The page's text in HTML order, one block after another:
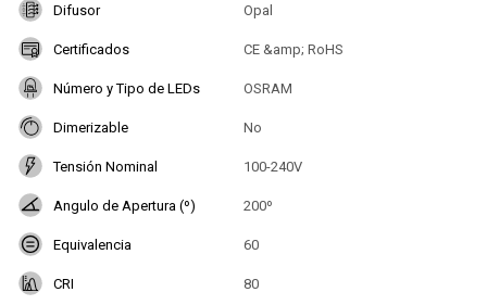
Difusor Opal
Certificados CE &amp; RoHS
Número y Tipo de LEDs OSRAM
Dimerizable No
Tensión Nominal 100-240V
Angulo de Apertura (º) 200º
Equivalencia 60
CRI 80